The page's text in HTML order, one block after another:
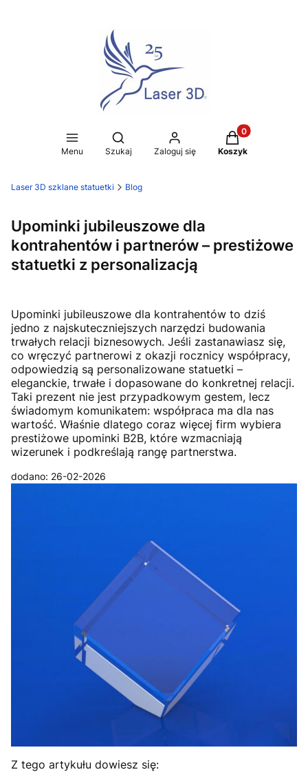
Menu
Otwórz wyszukiwarkę
Szukaj Zaloguj się
Produkty w
Koszyk
Laser 3D szklane statuetki Blog
Upominki jubileuszowe dla
kontrahentów i partnerów – prestiżowe
statuetki z personalizacją
Upominki jubileuszowe dla kontrahentów to dziś
jedno z najskuteczniejszych narzędzi budowania
trwałych relacji biznesowych. Jeśli zastanawiasz się,
co wręczyć partnerowi z okazji rocznicy współpracy,
odpowiedzią są personalizowane statuetki –
eleganckie, trwałe i dopasowane do konkretnej relacji.
Taki prezent nie jest przypadkowym gestem, lecz
świadomym komunikatem: współpraca ma dla nas
wartość. Właśnie dlatego coraz więcej firm wybiera
prestiżowe upominki B2B, które wzmacniają
wizerunek i podkreślają rangę partnerstwa.
dodano: 26-02-2026
Z tego artykułu dowiesz się: